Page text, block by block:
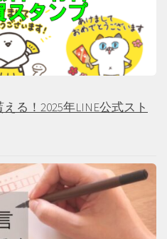
る！2025年LINE公式スト